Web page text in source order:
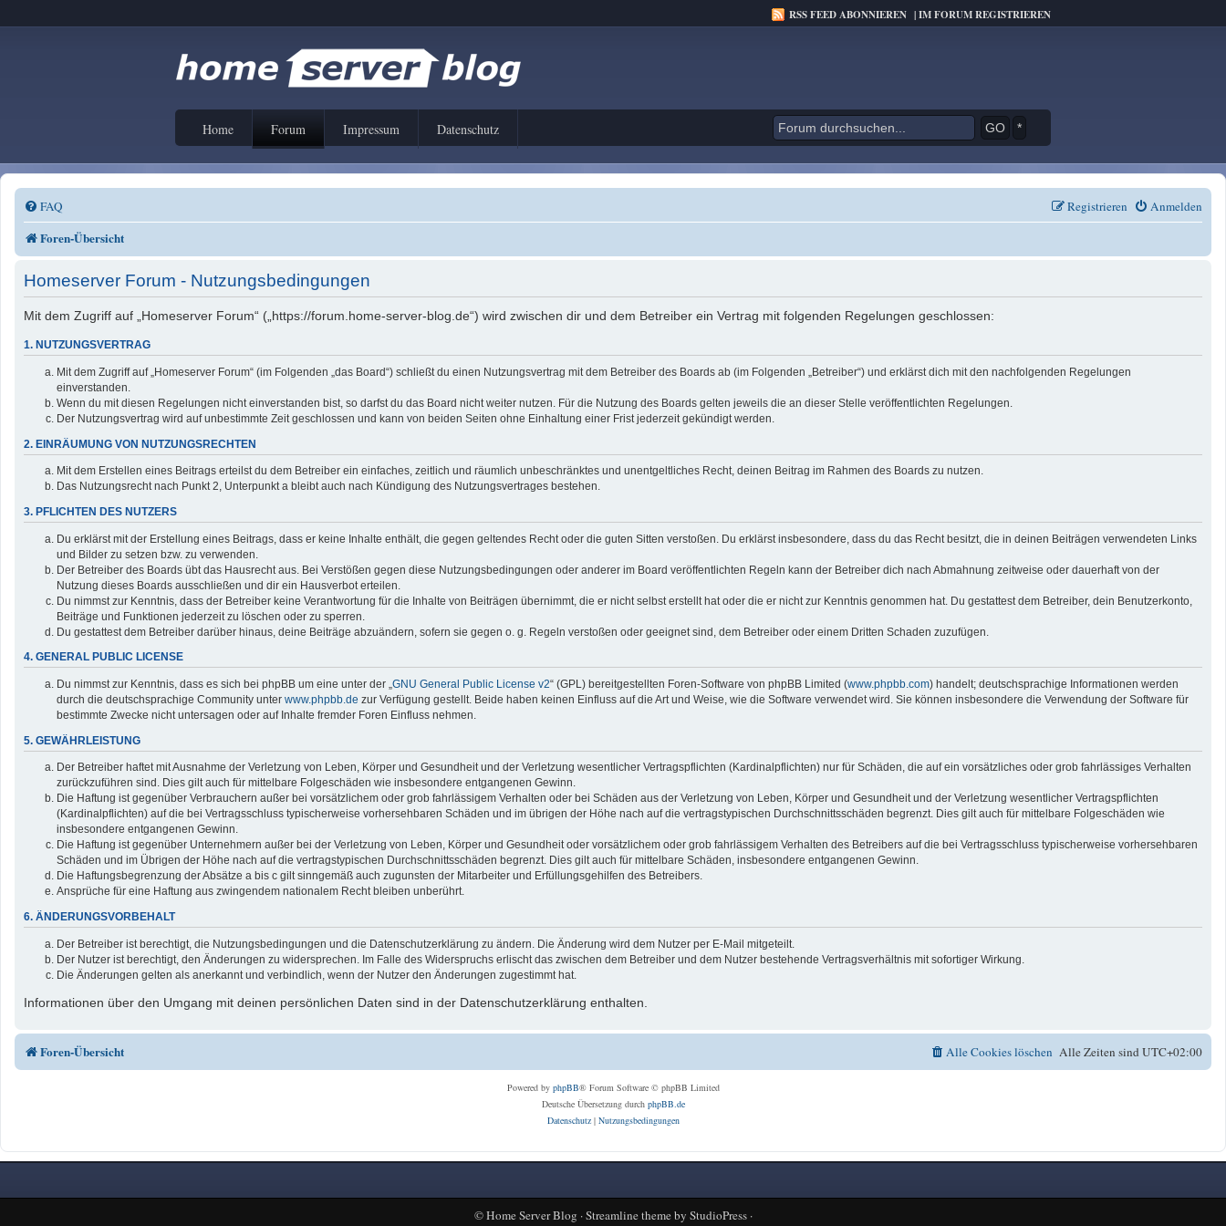
RSS FEED ABONNIEREN |IM FORUM REGISTRIEREN
Home Forum Impressum Datenschutz *
FAQ Anmelden
Registrieren
Foren-Übersicht
Homeserver Forum - Nutzungsbedingungen
Mit dem Zugriff auf „Homeserver Forum“ („https://forum.home-server-blog.de“) wird zwischen dir und dem Betreiber ein Vertrag mit folgenden Regelungen geschlossen:
1. NUTZUNGSVERTRAG
Mit dem Zugriff auf „Homeserver Forum“ (im Folgenden „das Board“) schließt du einen Nutzungsvertrag mit dem Betreiber des Boards ab (im Folgenden „Betreiber“) und erklärst dich mit den nachfolgenden Regelungen
einverstanden.
Wenn du mit diesen Regelungen nicht einverstanden bist, so darfst du das Board nicht weiter nutzen. Für die Nutzung des Boards gelten jeweils die an dieser Stelle veröffentlichten Regelungen.
Der Nutzungsvertrag wird auf unbestimmte Zeit geschlossen und kann von beiden Seiten ohne Einhaltung einer Frist jederzeit gekündigt werden.
2. EINRÄUMUNG VON NUTZUNGSRECHTEN
Mit dem Erstellen eines Beitrags erteilst du dem Betreiber ein einfaches, zeitlich und räumlich unbeschränktes und unentgeltliches Recht, deinen Beitrag im Rahmen des Boards zu nutzen.
Das Nutzungsrecht nach Punkt 2, Unterpunkt a bleibt auch nach Kündigung des Nutzungsvertrages bestehen.
3. PFLICHTEN DES NUTZERS
Du erklärst mit der Erstellung eines Beitrags, dass er keine Inhalte enthält, die gegen geltendes Recht oder die guten Sitten verstoßen. Du erklärst insbesondere, dass du das Recht besitzt, die in deinen Beiträgen verwendeten Links
und Bilder zu setzen bzw. zu verwenden.
Der Betreiber des Boards übt das Hausrecht aus. Bei Verstößen gegen diese Nutzungsbedingungen oder anderer im Board veröffentlichten Regeln kann der Betreiber dich nach Abmahnung zeitweise oder dauerhaft von der
Nutzung dieses Boards ausschließen und dir ein Hausverbot erteilen.
Du nimmst zur Kenntnis, dass der Betreiber keine Verantwortung für die Inhalte von Beiträgen übernimmt, die er nicht selbst erstellt hat oder die er nicht zur Kenntnis genommen hat. Du gestattest dem Betreiber, dein Benutzerkonto,
Beiträge und Funktionen jederzeit zu löschen oder zu sperren.
Du gestattest dem Betreiber darüber hinaus, deine Beiträge abzuändern, sofern sie gegen o. g. Regeln verstoßen oder geeignet sind, dem Betreiber oder einem Dritten Schaden zuzufügen.
4. GENERAL PUBLIC LICENSE
Du nimmst zur Kenntnis, dass es sich bei phpBB um eine unter der „GNU General Public License v2“ (GPL) bereitgestellten Foren-Software von phpBB Limited (www.phpbb.com) handelt; deutschsprachige Informationen werden
durch die deutschsprachige Community unter www.phpbb.de zur Verfügung gestellt. Beide haben keinen Einfluss auf die Art und Weise, wie die Software verwendet wird. Sie können insbesondere die Verwendung der Software für
bestimmte Zwecke nicht untersagen oder auf Inhalte fremder Foren Einfluss nehmen.
5. GEWÄHRLEISTUNG
Der Betreiber haftet mit Ausnahme der Verletzung von Leben, Körper und Gesundheit und der Verletzung wesentlicher Vertragspflichten (Kardinalpflichten) nur für Schäden, die auf ein vorsätzliches oder grob fahrlässiges Verhalten
zurückzuführen sind. Dies gilt auch für mittelbare Folgeschäden wie insbesondere entgangenen Gewinn.
Die Haftung ist gegenüber Verbrauchern außer bei vorsätzlichem oder grob fahrlässigem Verhalten oder bei Schäden aus der Verletzung von Leben, Körper und Gesundheit und der Verletzung wesentlicher Vertragspflichten
(Kardinalpflichten) auf die bei Vertragsschluss typischerweise vorhersehbaren Schäden und im übrigen der Höhe nach auf die vertragstypischen Durchschnittsschäden begrenzt. Dies gilt auch für mittelbare Folgeschäden wie
insbesondere entgangenen Gewinn.
Die Haftung ist gegenüber Unternehmern außer bei der Verletzung von Leben, Körper und Gesundheit oder vorsätzlichem oder grob fahrlässigem Verhalten des Betreibers auf die bei Vertragsschluss typischerweise vorhersehbaren
Schäden und im Übrigen der Höhe nach auf die vertragstypischen Durchschnittsschäden begrenzt. Dies gilt auch für mittelbare Schäden, insbesondere entgangenen Gewinn.
Die Haftungsbegrenzung der Absätze a bis c gilt sinngemäß auch zugunsten der Mitarbeiter und Erfüllungsgehilfen des Betreibers.
Ansprüche für eine Haftung aus zwingendem nationalem Recht bleiben unberührt.
6. ÄNDERUNGSVORBEHALT
Der Betreiber ist berechtigt, die Nutzungsbedingungen und die Datenschutzerklärung zu ändern. Die Änderung wird dem Nutzer per E-Mail mitgeteilt.
Der Nutzer ist berechtigt, den Änderungen zu widersprechen. Im Falle des Widerspruchs erlischt das zwischen dem Betreiber und dem Nutzer bestehende Vertragsverhältnis mit sofortiger Wirkung.
Die Änderungen gelten als anerkannt und verbindlich, wenn der Nutzer den Änderungen zugestimmt hat.
Informationen über den Umgang mit deinen persönlichen Daten sind in der Datenschutzerklärung enthalten.
Foren-Übersicht Alle Zeiten sindUTC+02:00
Alle Cookies löschen
Powered by phpBB® Forum Software © phpBB Limited
Deutsche Übersetzung durch phpBB.de
Datenschutz| Nutzungsbedingungen
©Home Server Blog ·Streamline themeby StudioPress·